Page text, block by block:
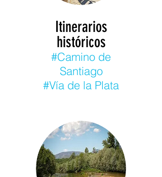
Itinerarios
históricos
#Camino de
Santiago
#Vía de la Plata